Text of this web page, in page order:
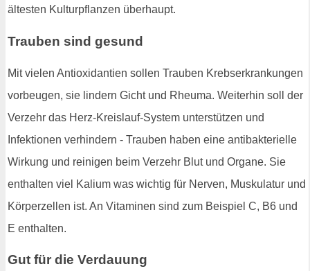
ältesten Kulturpflanzen überhaupt.
Trauben sind gesund
Mit vielen Antioxidantien sollen Trauben Krebserkrankungen
vorbeugen, sie lindern Gicht und Rheuma. Weiterhin soll der
Verzehr das Herz-Kreislauf-System unterstützen und
Infektionen verhindern - Trauben haben eine antibakterielle
Wirkung und reinigen beim Verzehr Blut und Organe. Sie
enthalten viel Kalium was wichtig für Nerven, Muskulatur und
Körperzellen ist. An Vitaminen sind zum Beispiel C, B6 und
E enthalten.
Gut für die Verdauung